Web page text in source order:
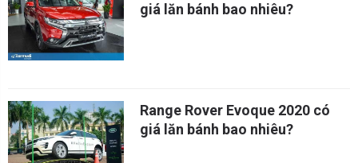
giá lăn bánh bao nhiêu?
Range Rover Evoque 2020 có
giá lăn bánh bao nhiêu?